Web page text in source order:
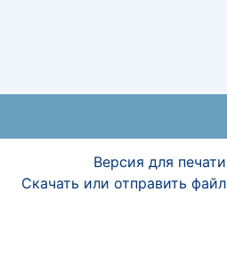
Версия для печати
Скачать или отправить файл